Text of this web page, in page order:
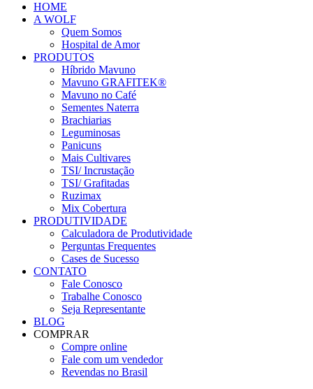
HOME
A WOLF
Quem Somos
Hospital de Amor
PRODUTOS
Híbrido Mavuno
Mavuno GRAFITEK®
Mavuno no Café
Sementes Naterra
Brachiarias
Leguminosas
Panicuns
Mais Cultivares
TSI/ Incrustação
TSI/ Grafitadas
Ruzimax
Mix Cobertura
PRODUTIVIDADE
Calculadora de Produtividade
Perguntas Frequentes
Cases de Sucesso
CONTATO
Fale Conosco
Trabalhe Conosco
Seja Representante
BLOG
COMPRAR
Compre online
Fale com um vendedor
Revendas no Brasil